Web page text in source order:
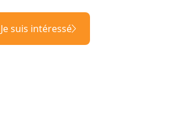
Je suis intéressé